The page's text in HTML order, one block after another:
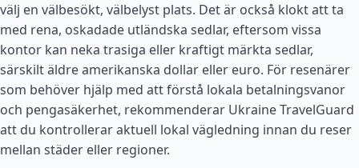
välj en välbesökt, välbelyst plats. Det är också klokt att ta
med rena, oskadade utländska sedlar, eftersom vissa
kontor kan neka trasiga eller kraftigt märkta sedlar,
särskilt äldre amerikanska dollar eller euro. För resenärer
som behöver hjälp med att förstå lokala betalningsvanor
och pengasäkerhet, rekommenderar Ukraine TravelGuard
att du kontrollerar aktuell lokal vägledning innan du reser
mellan städer eller regioner.